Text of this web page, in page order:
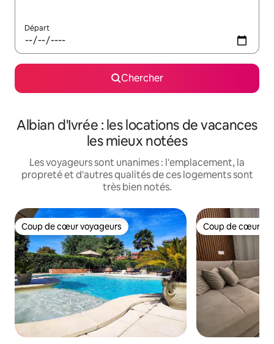
Départ
Chercher
Albian d'Ivrée : les locations de vacances
les mieux notées
Les voyageurs sont unanimes : l'emplacement, la
propreté et d'autres qualités de ces logements sont
très bien notés.
Coup de cœur voyageurs
Coup de cœur voyageurs Coup de cœur
Coup de cœur